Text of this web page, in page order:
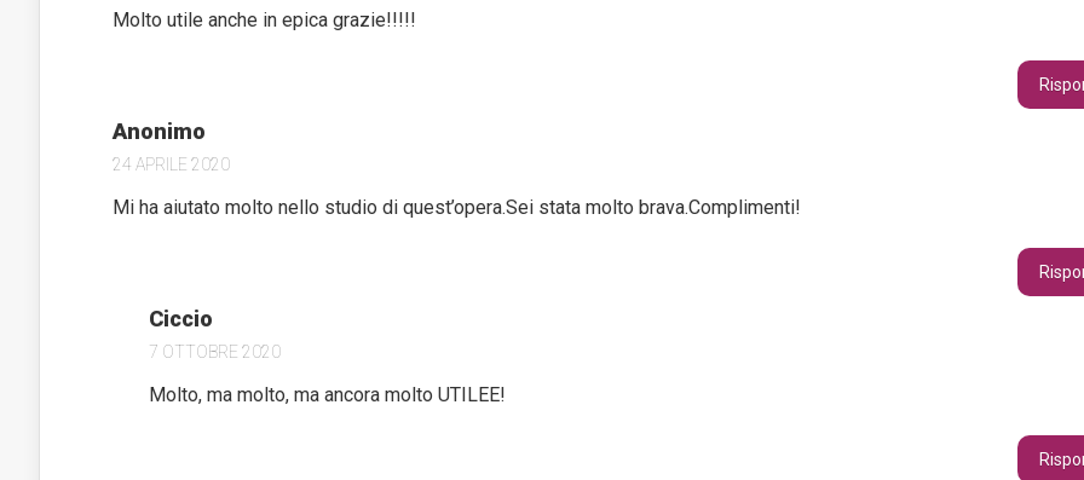
Molto utile anche in epica grazie!!!!!
Anonimo
24 APRILE 2020
Mi ha aiutato molto nello studio di quest’opera.Sei stata molto brava.Complimenti!
Ciccio
7 OTTOBRE 2020
Molto, ma molto, ma ancora molto UTILEE!